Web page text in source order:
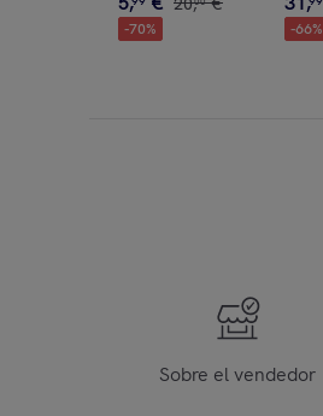
-70% -66%
Sobre el vendedor